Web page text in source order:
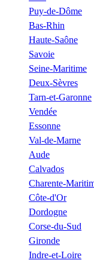
Puy-de-Dôme
Bas-Rhin
Haute-Saône
Savoie
Seine-Maritime
Deux-Sèvres
Tarn-et-Garonne
Vendée
Essonne
Val-de-Marne
Aude
Calvados
Charente-
Côte-d'Or
Dordogne
Corse-du-Sud
Gironde
Indre-et-Loire